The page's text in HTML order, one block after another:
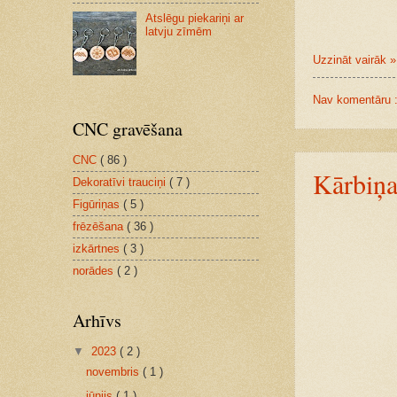
Uzzināt vairāk »
Nav komentāru
Atslēgu piekariņi ar
latvju zīmēm
CNC gravēšana
CNC ( 86 )
Dekoratīvi trauciņi ( 7 )
Figūriņas ( 5 )
frēzēšana ( 36 )
izkārtnes ( 3 )
norādes ( 2 )
Arhīvs
▼ 2023 ( 2 )
novembris( 1 )